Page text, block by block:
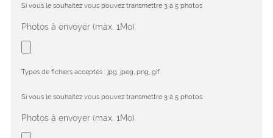
Si vous le souhaitez vous pouvez transmettre 3 à 5 photos
Photos à envoyer (max. 1Mo)
Types de fichiers acceptés : jpg, jpeg, png, gif.
Si vous le souhaitez vous pouvez transmettre 3 à 5 photos
Photos à envoyer (max. 1Mo)